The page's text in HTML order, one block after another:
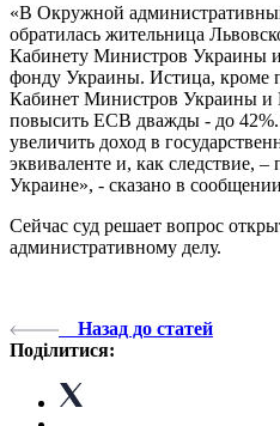
«В Окружной
обратилась жительница
Кабинету Министров Украины
фонду Украины. Истица, кроме
Кабинет Министров Украины
повысить ЕСВ дважды - до
увеличить доход в
эквиваленте и, как следствие,
Украине», - сказано в сообщении
Сейчас суд решает вопрос
административному делу.
Назад до статей
Поділитися: